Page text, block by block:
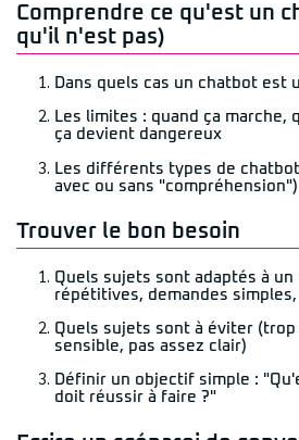
Comprendre ce qu'est un
qu'il n'est pas)
Dans quels cas un chatbot est
Les limites : quand ça marche,
ça devient dangereux
Les différents types de
avec ou sans "compréhension")
Trouver le bon besoin
Quels sujets sont adaptés à
répétitives, demandes
Quels sujets sont à éviter
sensible, pas assez clair)
Définir un objectif simple :
doit réussir à faire ?"